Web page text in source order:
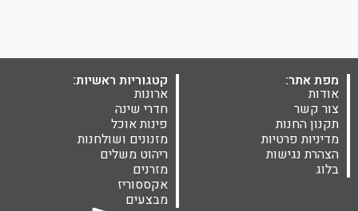
מפת אתר:
אודות
צור קשר
תקנון החנות
מדיניות פרטיות
הצהרת נגישות
בלוג
קטגוריות ראשיות:
ארונות
חדרי שינה
פינות אוכל
מזנונים ושולחנות
ריהוט משלים
מזרנים
אקססוריז
מבצעים